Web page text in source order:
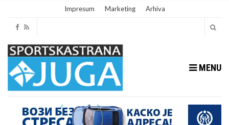
Impresum Marketing Arhiva
MENU